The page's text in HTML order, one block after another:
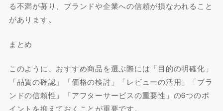
る不満が募り、ブランドや企業への信頼が損なわれること
があります。
まとめ
このように、おすすめ商品を選ぶ際には「目的の明確化」
「品質の確認」「価格の検討」「レビューの活用」「ブラ
ンドの信頼性」「アフターサービスの重要性」の6つのポ
イントを抑えておくことが重要です。